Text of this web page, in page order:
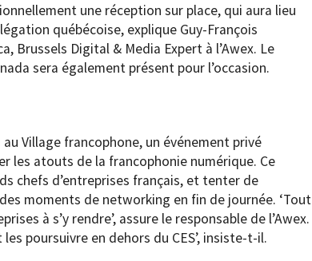
une réception sur place, qui aura lieu
québécoise, explique Guy-François
Brussels Digital & Media Expert à l’Awex. Le
sera également présent pour l’occasion.
Village francophone, un événement privé
les atouts de la francophonie numérique. Ce
chefs d’entreprises français, et tenter de
moments de networking en fin de journée. ‘Tout
à s’y rendre’, assure le responsable de l’Awex.
poursuivre en dehors du CES’, insiste-t-il.